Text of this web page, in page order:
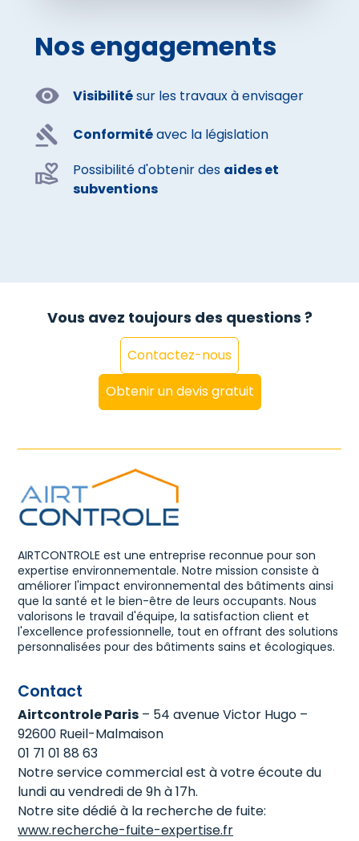
Nos engagements
Visibilitésur les travaux à envisager
Conformitéavec la législation
Possibilité d'obtenir des aides et
subventions
Vous avez toujours des questions ?
Contactez-nous
Obtenir un devis gratuit
AIRTCONTROLE est une entreprise reconnue pour son
expertise environnementale. Notre mission consiste à
améliorer l'impact environnemental des bâtiments ainsi
que la santé et le bien-être de leurs occupants. Nous
valorisons le travail d'équipe, la satisfaction client et
l'excellence professionnelle, tout en offrant des solutions
personnalisées pour des bâtiments sains et écologiques.
Contact
Airtcontrole Paris – 54 avenue Victor Hugo –
92600 Rueil-Malmaison
01 71 01 88 63
Notre service commercial est à votre écoute du
lundi au vendredi de 9h à 17h.
Notre site dédié à la recherche de fuite:
www.recherche-fuite-expertise.fr